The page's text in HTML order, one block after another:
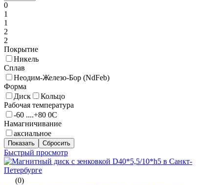
0
1
1
2
2
Покрытие
Никель
Сплав
Неодим-Железо-Бор (NdFeb)
Форма
Диск
Кольцо
Рабочая температура
-60 ....+80 0С
Намагничивание
аксиальное
Быстрый просмотр
(0)